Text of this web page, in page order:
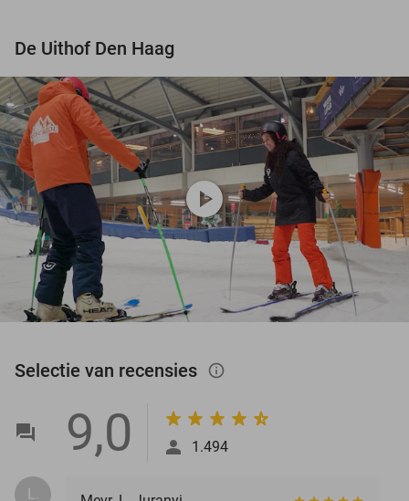
De Uithof Den Haag
play_circle
Selectie van recensies info_outlined
9,0 1.494
L.